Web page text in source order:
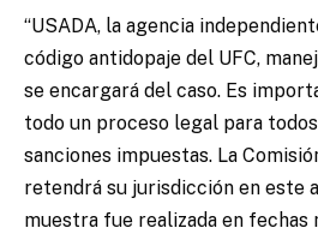
“USADA, la agencia
código antidopaje del UFC,
se encargará del caso. Es
todo un proceso legal para
sanciones impuestas. La
retendrá su jurisdicción en este
muestra fue realizada en fechas